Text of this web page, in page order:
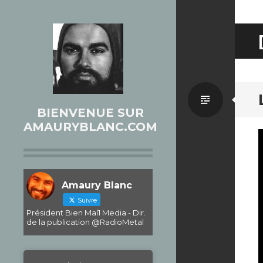
BIENVENUE SUR
AMAURYBLANC.COM
Amaury Blanc
Suivre
Président Bien Mal1 Media - Dir.
de la publication @RadioMetal
Par